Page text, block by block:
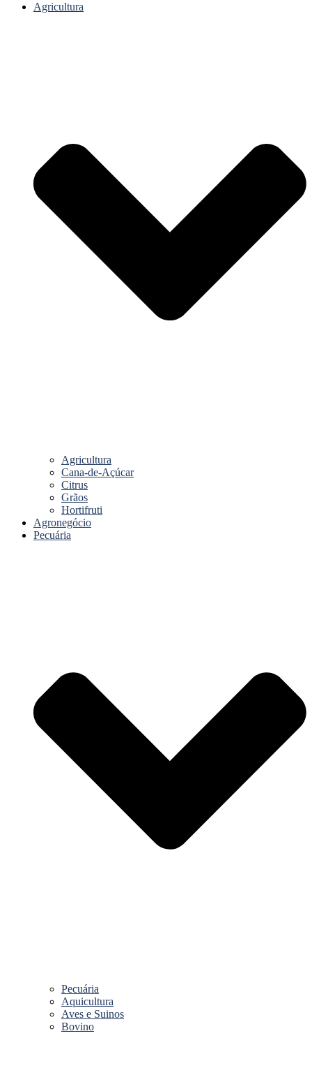
Agricultura
Agricultura
Cana-de-Açúcar
Citrus
Grãos
Hortifruti
Agronegócio
Pecuária
Pecuária
Aquicultura
Aves e Suinos
Bovino